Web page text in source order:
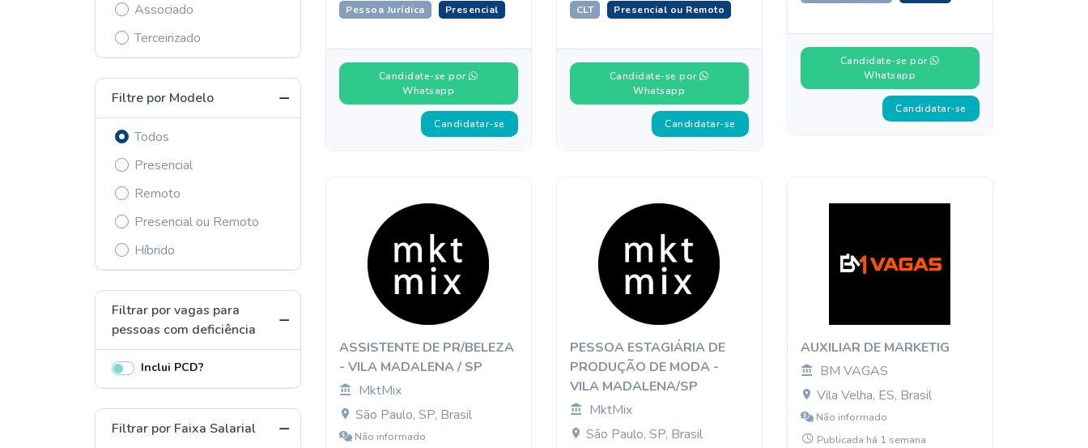
Associado
Terceirizado
Filtre por Modelo
Todos
Presencial
Remoto
Presencial ou Remoto
Híbrido
Filtrar por vagas para
pessoas com deficiência
Inclui PCD?
Filtrar por Faixa Salarial
Pessoa Jurídica Presencial
Candidate-se por
Whatsapp
Candidatar-se
CLT Presencial ou Remoto
Candidate-se por
Whatsapp
Candidatar-se
Candidate-se por
Whatsapp
Candidatar-se
ASSISTENTE DE PR/BELEZA
- VILA MADALENA / SP
MktMix
São Paulo, SP, Brasil
Não informado
PESSOA ESTAGIÁRIA DE
PRODUÇÃO DE MODA -
VILA MADALENA/SP
MktMix
São Paulo, SP, Brasil
AUXILIAR DE MARKETIG
BM VAGAS
Vila Velha, ES, Brasil
Não informado
Publicada há 1 semana